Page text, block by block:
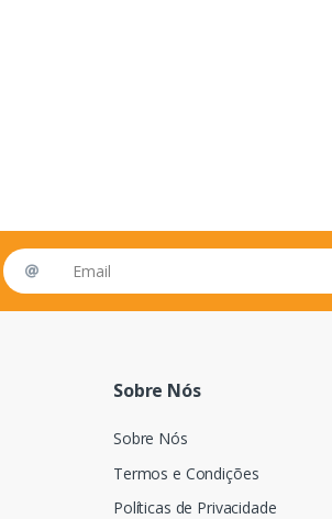
Email address
Sobre Nós
Sobre Nós
Termos e Condições
Políticas de Privacidade